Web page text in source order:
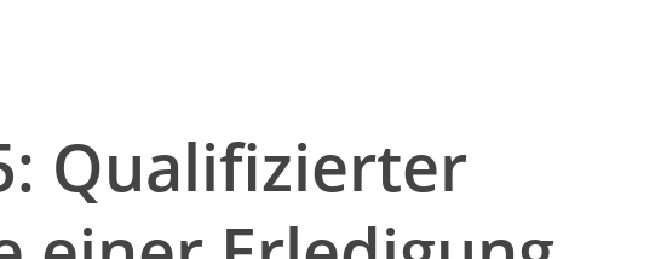
Qualifizierter